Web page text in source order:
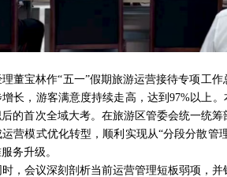
宝林作“五一”假期旅游运营接待专项工作
长，游客满意度持续走高，达到97%以上
的首次全域大考。在旅游区管委会统一统
营模式优化转型，顺利实现从“分段分散管
务升级。
会议深刻剖析当前运营管理短板弱项，并